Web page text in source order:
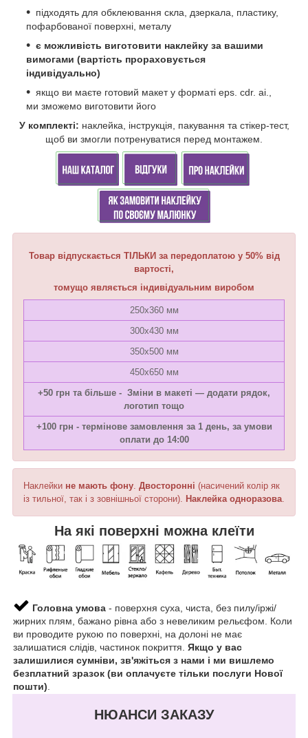
підходять для обклеювання скла, дзеркала, пластику,
пофарбованої поверхні, металу
є можливість виготовити наклейку за вашими
вимогами (вартість прораховується
індивідуально)
якщо ви маєте готовий макет у форматі eps. cdr. ai.,
ми зможемо виготовити його
У комплекті: наклейка, інструкція, пакування та стікер-тест,
щоб ви змогли потренуватися перед монтажем.
Товар відпускається ТІЛЬКИ за передоплатою у 50% від
вартості,
томущо являється індивідуальним виробом
250х360 мм
300х430 мм
350х500 мм
450х650 мм
+50 грн та більше - Зміни в макеті — додати рядок,
логотип тощо
+100 грн - термінове замовлення за 1 день, за умови
оплати до 14:00
Наклейки не мають фону. Двосторонні (насичений колір як
із тильної, так і з зовнішньої сторони). Наклейка одноразова.
На які поверхні можна клеїти
Головна умова - поверхня суха, чиста, без пилу/іржі/
жирних плям, бажано рівна або з невеликим рельєфом. Коли
ви проводите рукою по поверхні, на долоні не має
залишатися слідів, частинок покриття. Якщо у вас
залишилися сумніви, зв'яжіться з нами і ми вишлемо
безплатний зразок (ви оплачуєте тільки послуги Нової
пошти)
НЮАНСИ ЗАКАЗУ